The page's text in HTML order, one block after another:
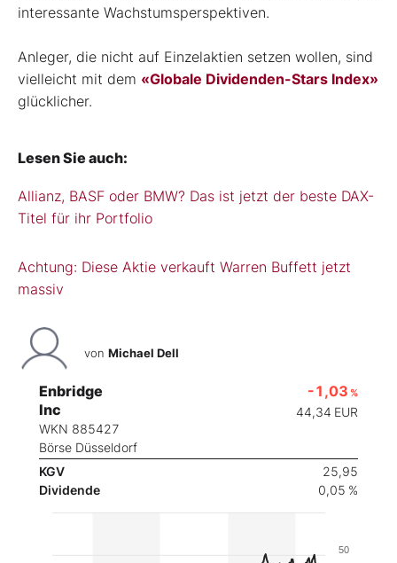
interessante Wachstumsperspektiven.
Anleger, die nicht auf Einzelaktien setzen wollen, sind
vielleicht mit dem «Globale Dividenden-Stars Index»
glücklicher.
Lesen Sie auch:
Allianz, BASF oder BMW? Das ist jetzt der beste DAX-
Titel für ihr Portfolio
Achtung: Diese Aktie verkauft Warren Buffett jetzt
massiv
von Michael Dell
Enbridge
Inc
WKN 885427
Börse Düsseldorf
-1,03 %
44,34 EUR
KGV
25,95
Dividende
0,05 %
50